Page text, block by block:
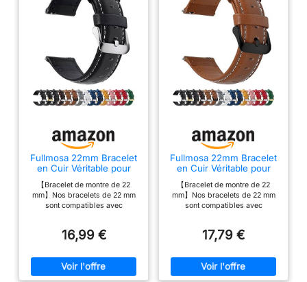
Fullmosa 22mm Bracelet
en Cuir Véritable pour
Montre Connectée
【Bracelet de montre de 22
mm】Nos bracelets de 22 mm
sont compatibles avec
46mm/Galaxy Watch 3
R381/Gear 2 Live R382;Garmin
Venu 3/Venu 2/Vivoactive
4(45mm)/ Forerunner 255/255
16,99 €
Fullmosa 22mm Bracelet
en Cuir Véritable pour
Montre Connectée
【Bracelet de montre de 22
mm】Nos bracelets de 22 mm
sont compatibles avec
46mm/Galaxy Watch 3
R381/Gear 2 Live R382;Garmin
Venu 3/Venu 2/Vivoactive
4(45mm)/ Forerunner 255/255
17,79 €